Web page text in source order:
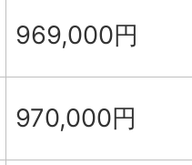
969,000円
970,000円